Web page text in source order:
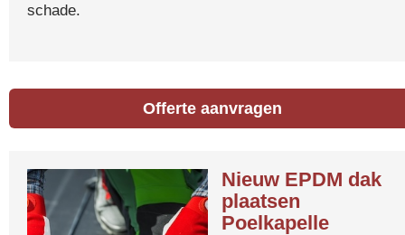
schade.
Offerte aanvragen
Nieuw EPDM dak
plaatsen
Poelkapelle